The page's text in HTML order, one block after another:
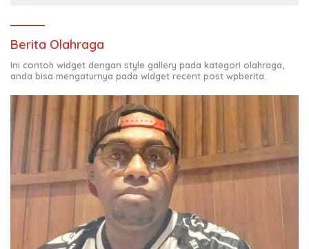
Berita Olahraga
Ini contoh widget dengan style gallery pada kategori olahraga,
anda bisa mengaturnya pada widget recent post wpberita.